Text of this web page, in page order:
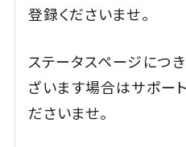
登録くださいませ。
ステータスページにつ
ざいます場合はサポー
ださいませ。